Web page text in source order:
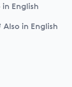
English
in English